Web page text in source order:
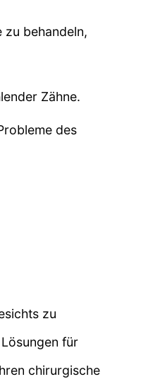
behandeln,
Zähne.
des
zu
für
chirurgische